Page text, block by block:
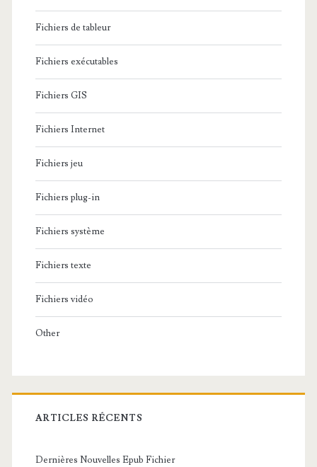
Fichiers de tableur
Fichiers exécutables
Fichiers GIS
Fichiers Internet
Fichiers jeu
Fichiers plug-in
Fichiers système
Fichiers texte
Fichiers vidéo
Other
ARTICLES RÉCENTS
Dernières Nouvelles Epub Fichier